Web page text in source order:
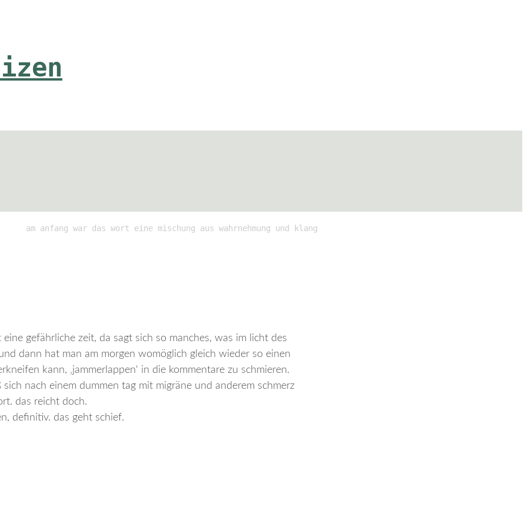
am anfang war das wort eine mischung aus wahrnehmung und klang
gefährliche zeit, da sagt sich so manches, was im licht des
dann hat man am morgen womöglich gleich wieder so einen
kann, ‚jammerlappen‘ in die kommentare zu schmieren.
nach einem dummen tag mit migräne und anderem schmerz
das reicht doch.
definitiv. das geht schief.